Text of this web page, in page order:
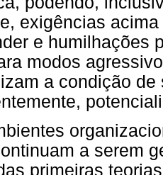
exigências
e humilhações
modos
a condição de
a serem
primeiras